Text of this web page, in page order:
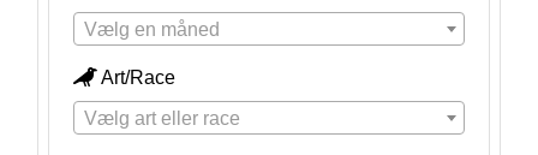
Vælg en måned
Art/Race
Vælg art eller race